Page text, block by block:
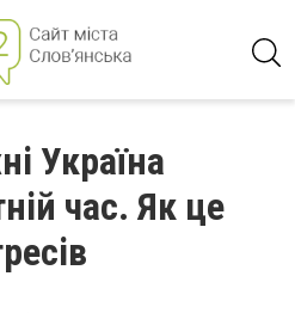
Україна
час. Як це